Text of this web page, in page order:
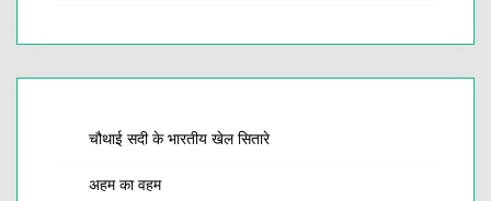
चौथाई सदी के भारतीय खेल सितारे
अहम का वहम